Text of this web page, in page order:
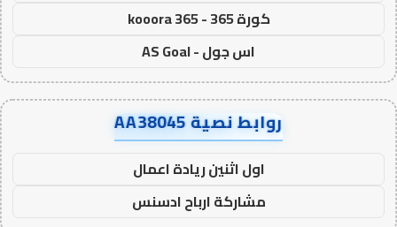
كورة 365 - kooora 365
اس جول - AS Goal
روابط نصية AA38045
اول اثنين ريادة اعمال
مشاركة ارباح ادسنس